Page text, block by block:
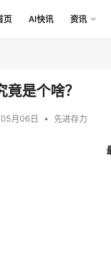
页 AI快讯 资讯
是个啥？
月06日 • 先进存力